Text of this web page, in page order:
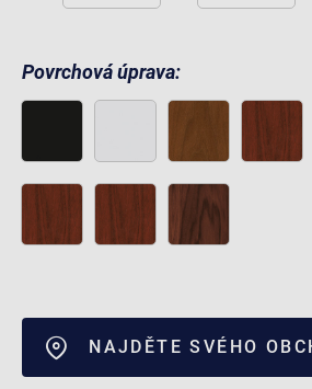
Povrchová úprava:
NAJDĚTE SVÉHO